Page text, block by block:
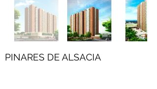
PINARES DE ALSACIA